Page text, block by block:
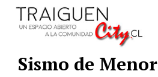
Sismo de Menor